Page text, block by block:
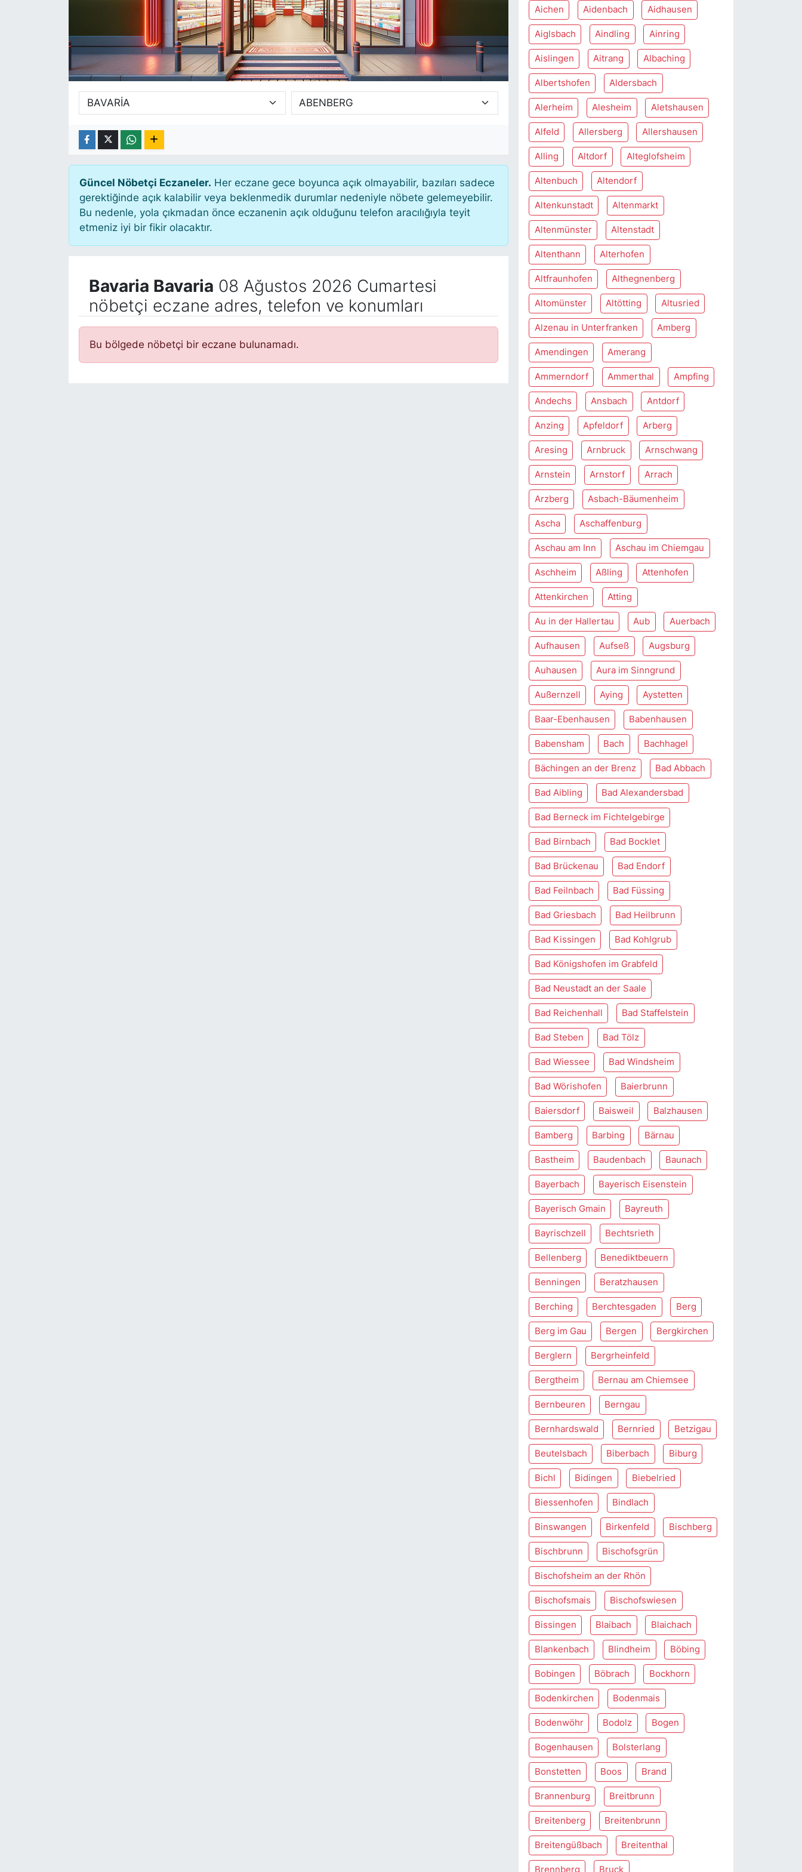
Güncel Nöbetçi Eczaneler. Her eczane gece boyunca açık olmayabilir, bazıları sadece
gerektiğinde açık kalabilir veya beklenmedik durumlar nedeniyle nöbete gelemeyebilir.
Bu nedenle, yola çıkmadan önce eczanenin açık olduğunu telefon aracılığıyla teyit
etmeniz iyi bir fikir olacaktır.
Bavaria Bavaria 08 Ağustos 2026 Cumartesi
nöbetçi eczane adres, telefon ve konumları
Bu bölgede nöbetçi bir eczane bulunamadı.
Aichen Aidenbach Aidhausen
Aiglsbach Aindling Ainring
Aislingen Aitrang Albaching
Albertshofen Aldersbach
Alerheim Alesheim Aletshausen
Alfeld Allersberg Allershausen
Alling Altdorf Alteglofsheim
Altenbuch Altendorf
Altenkunstadt Altenmarkt
Altenmünster Altenstadt
Altenthann Alterhofen
Altfraunhofen Althegnenberg
Altomünster Altötting Altusried
Alzenau in Unterfranken Amberg
Amendingen Amerang
Ammerndorf Ammerthal Ampfing
Andechs Ansbach Antdorf
Anzing Apfeldorf Arberg
Aresing Arnbruck Arnschwang
Arnstein Arnstorf Arrach
Arzberg Asbach-Bäumenheim
Ascha Aschaffenburg
Aschau am Inn Aschau im Chiemgau
Aschheim Aßling Attenhofen
Attenkirchen Atting
Au in der Hallertau Aub Auerbach
Aufhausen Aufseß Augsburg
Auhausen Aura im Sinngrund
Außernzell Aying Aystetten
Baar-Ebenhausen Babenhausen
Babensham Bach Bachhagel
Bächingen an der Brenz Bad Abbach
Bad Aibling Bad Alexandersbad
Bad Berneck im Fichtelgebirge
Bad Birnbach Bad Bocklet
Bad Brückenau Bad Endorf
Bad Feilnbach Bad Füssing
Bad Griesbach Bad Heilbrunn
Bad Kissingen Bad Kohlgrub
Bad Königshofen im Grabfeld
Bad Neustadt an der Saale
Bad Reichenhall Bad Staffelstein
Bad Steben Bad Tölz
Bad Wiessee Bad Windsheim
Bad Wörishofen Baierbrunn
Baiersdorf Baisweil Balzhausen
Bamberg Barbing Bärnau
Bastheim Baudenbach Baunach
Bayerbach Bayerisch Eisenstein
Bayerisch Gmain Bayreuth
Bayrischzell Bechtsrieth
Bellenberg Benediktbeuern
Benningen Beratzhausen
Berching Berchtesgaden Berg
Berg im Gau Bergen Bergkirchen
Berglern Bergrheinfeld
Bergtheim Bernau am Chiemsee
Bernbeuren Berngau
Bernhardswald Bernried Betzigau
Beutelsbach Biberbach Biburg
Bichl Bidingen Biebelried
Biessenhofen Bindlach
Binswangen Birkenfeld Bischberg
Bischbrunn Bischofsgrün
Bischofsheim an der Rhön
Bischofsmais Bischofswiesen
Bissingen Blaibach Blaichach
Blankenbach Blindheim Böbing
Bobingen Böbrach Bockhorn
Bodenkirchen Bodenmais
Bodenwöhr Bodolz Bogen
Bogenhausen Bolsterlang
Bonstetten Boos Brand
Brannenburg Breitbrunn
Breitenberg Breitenbrunn
Breitengüßbach Breitenthal
Brennberg Bruck
SAĞLIK